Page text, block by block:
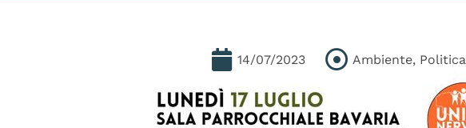
14/07/2023 Ambiente, Politica